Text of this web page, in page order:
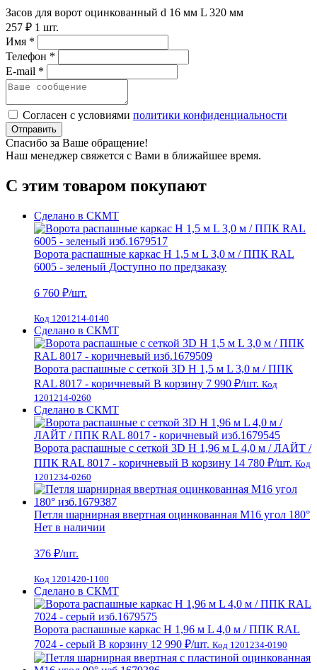
Засов для ворот оцинкованный d 16 мм L 320 мм
257 ₽ 1 шт.
Имя *
Телефон *
E-mail *
Согласен с условиями политики конфиденциальности
Отправить
Спасибо за Ваше обращение!
Наш менеджер свяжется с Вами в ближайшее время.
С этим товаром покупают
Сделано в СКМТ
Ворота распашные каркас Н 1,5 м L 3,0 м / ППК RAL
6005 - зеленый Доступно по предзаказу
6 760 ₽/шт.
Код 1201214-0140
Сделано в СКМТ
Ворота распашные с сеткой 3D Н 1,5 м L 3,0 м / ППК
RAL 8017 - коричневый В корзину 7 990 ₽/шт. Код
1201214-0260
Сделано в СКМТ
Ворота распашные с сеткой 3D Н 1,96 м L 4,0 м / ЛАЙТ /
ППК RAL 8017 - коричневый В корзину 14 780 ₽/шт. Код
1201234-0260
Петля шарнирная ввертная оцинкованная М16 угол 180°
Нет в наличии
376 ₽/шт.
Код 1201420-1100
Сделано в СКМТ
Ворота распашные каркас Н 1,96 м L 4,0 м / ППК RAL
7024 - серый В корзину 12 990 ₽/шт. Код 1201234-0190